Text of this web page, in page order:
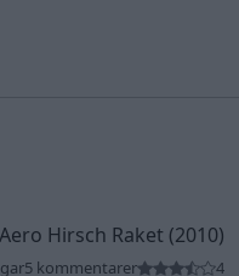
Hirsch Raket (2010)
5 kommentarer
4